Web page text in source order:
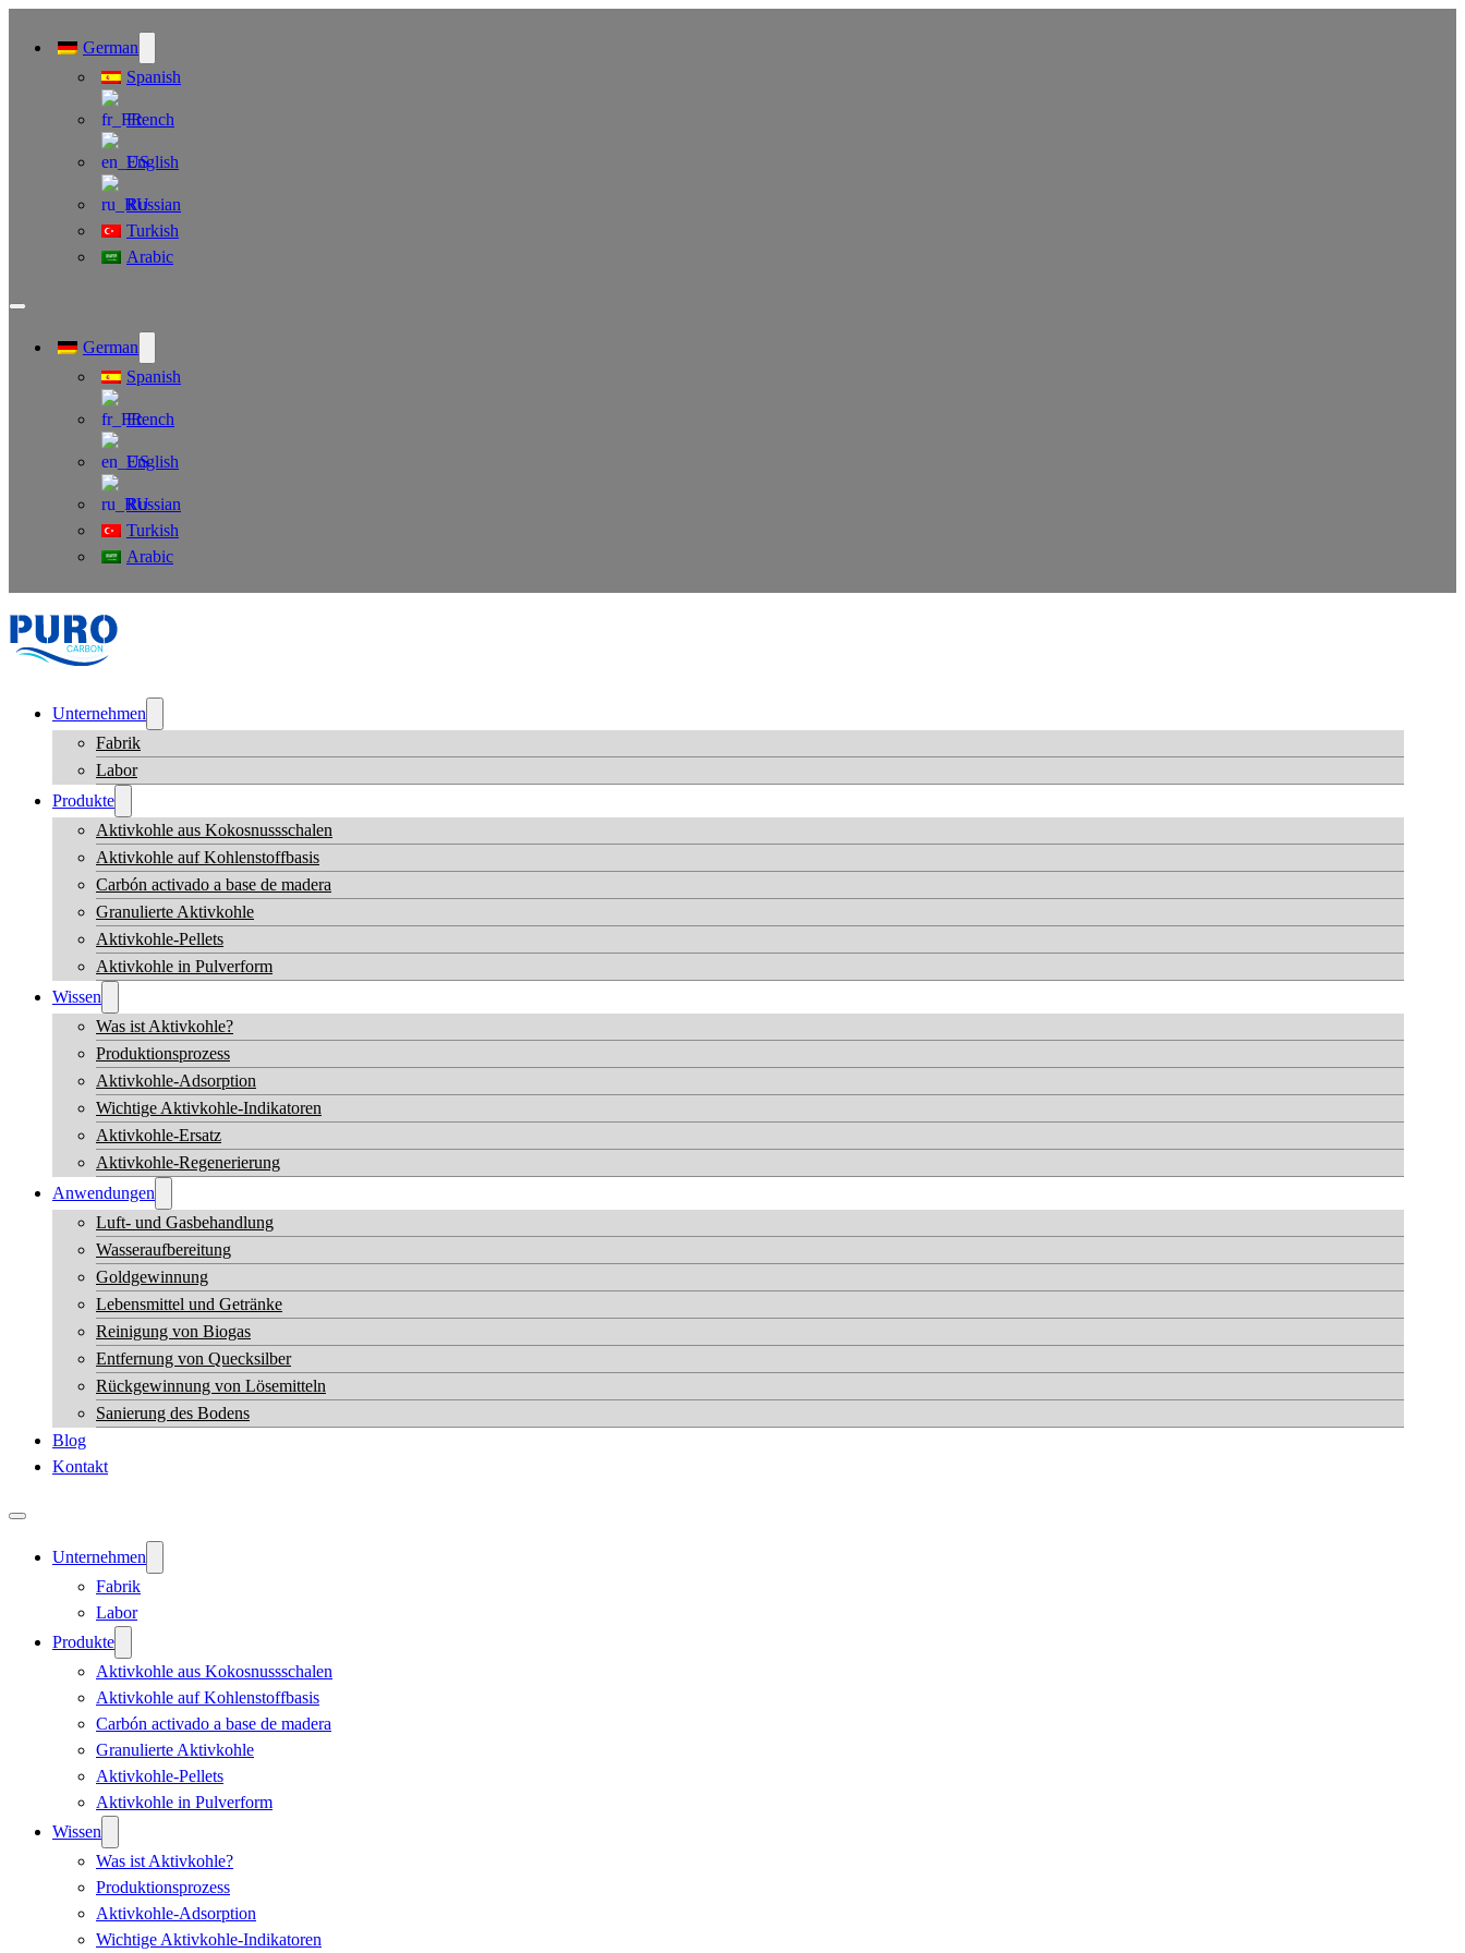
German
Spanish
French
English
Russian
Turkish
Arabic
German
Spanish
French
English
Russian
Turkish
Arabic
Unternehmen
Fabrik
Labor
Produkte
Aktivkohle aus Kokosnussschalen
Aktivkohle auf Kohlenstoffbasis
Carbón activado a base de madera
Granulierte Aktivkohle
Aktivkohle-Pellets
Aktivkohle in Pulverform
Wissen
Was ist Aktivkohle?
Produktionsprozess
Aktivkohle-Adsorption
Wichtige Aktivkohle-Indikatoren
Aktivkohle-Ersatz
Aktivkohle-Regenerierung
Anwendungen
Luft- und Gasbehandlung
Wasseraufbereitung
Goldgewinnung
Lebensmittel und Getränke
Reinigung von Biogas
Entfernung von Quecksilber
Rückgewinnung von Lösemitteln
Sanierung des Bodens
Blog
Kontakt
Unternehmen
Fabrik
Labor
Produkte
Aktivkohle aus Kokosnussschalen
Aktivkohle auf Kohlenstoffbasis
Carbón activado a base de madera
Granulierte Aktivkohle
Aktivkohle-Pellets
Aktivkohle in Pulverform
Wissen
Was ist Aktivkohle?
Produktionsprozess
Aktivkohle-Adsorption
Wichtige Aktivkohle-Indikatoren